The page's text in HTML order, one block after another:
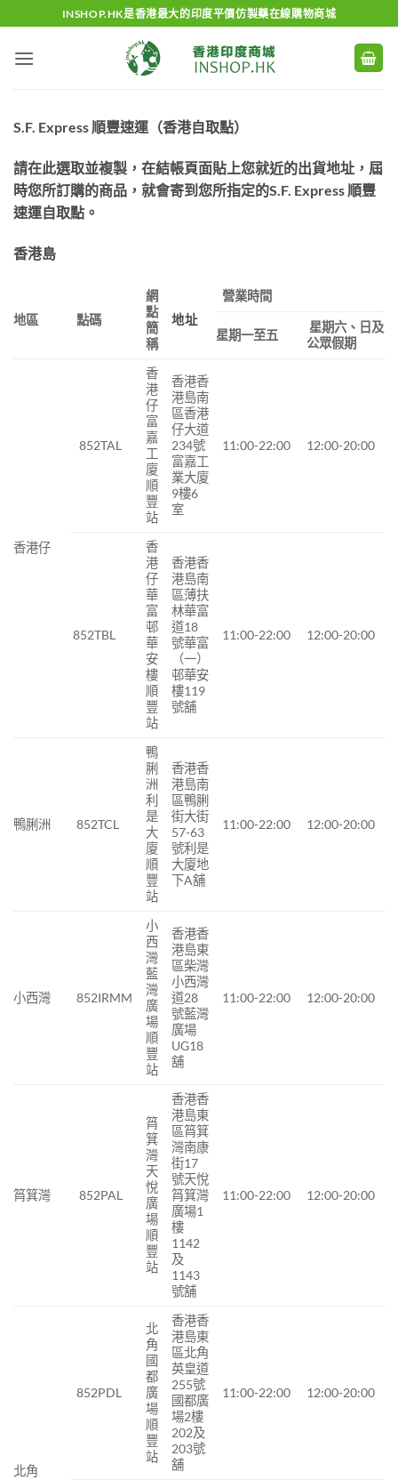
to
content
INSHOP.HK是香港最大的印度平價仿製藥在線購物商城
S.F. Express 順豐速運（香港自取點）
請在此選取並複製，在結帳頁面貼上您就近的出貨地址，屆
時您所訂購的商品，就會寄到您所指定的S.F. Express 順豐
速運自取點。
香港島
地區 點碼
網
點
簡
稱
地址
營業時間
星期一至五
星期六、日及
公眾假期
香港仔
852TAL
香
港
仔
富
嘉
工
廈
順
豐
站
香港香
港島南
區香港
仔大道
234號
富嘉工
業大廈
9樓6
室
11:00-22:00 12:00-20:00
852TBL
香
港
仔
華
富
邨
華
安
樓
順
豐
站
香港香
港島南
區薄扶
林華富
道18
號華富
（一）
邨華安
樓119
號舖
11:00-22:00 12:00-20:00
鴨脷洲 852TCL
鴨
脷
洲
利
是
大
廈
順
豐
站
香港香
港島南
區鴨脷
街大街
57-63
號利是
大廈地
下A舖
11:00-22:00 12:00-20:00
小西灣 852IRMM
小
西
灣
藍
灣
廣
場
順
豐
站
香港香
港島東
區柴灣
小西灣
道28
號藍灣
廣場
UG18
舖
11:00-22:00 12:00-20:00
筲箕灣 852PAL
筲
箕
灣
天
悅
廣
場
順
豐
站
香港香
港島東
區筲箕
灣南康
街17
號天悅
筲箕灣
廣場1
樓
1142
及
1143
號舖
11:00-22:00 12:00-20:00
北角
852PDL
北
角
國
都
廣
場
順
豐
站
香港香
港島東
區北角
英皇道
255號
國都廣
場2樓
202及
203號
舖
11:00-22:00 12:00-20:00